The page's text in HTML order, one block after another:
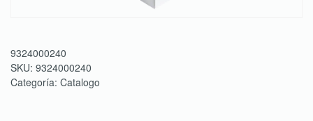
9324000240
SKU: 9324000240
Categoría: Catalogo